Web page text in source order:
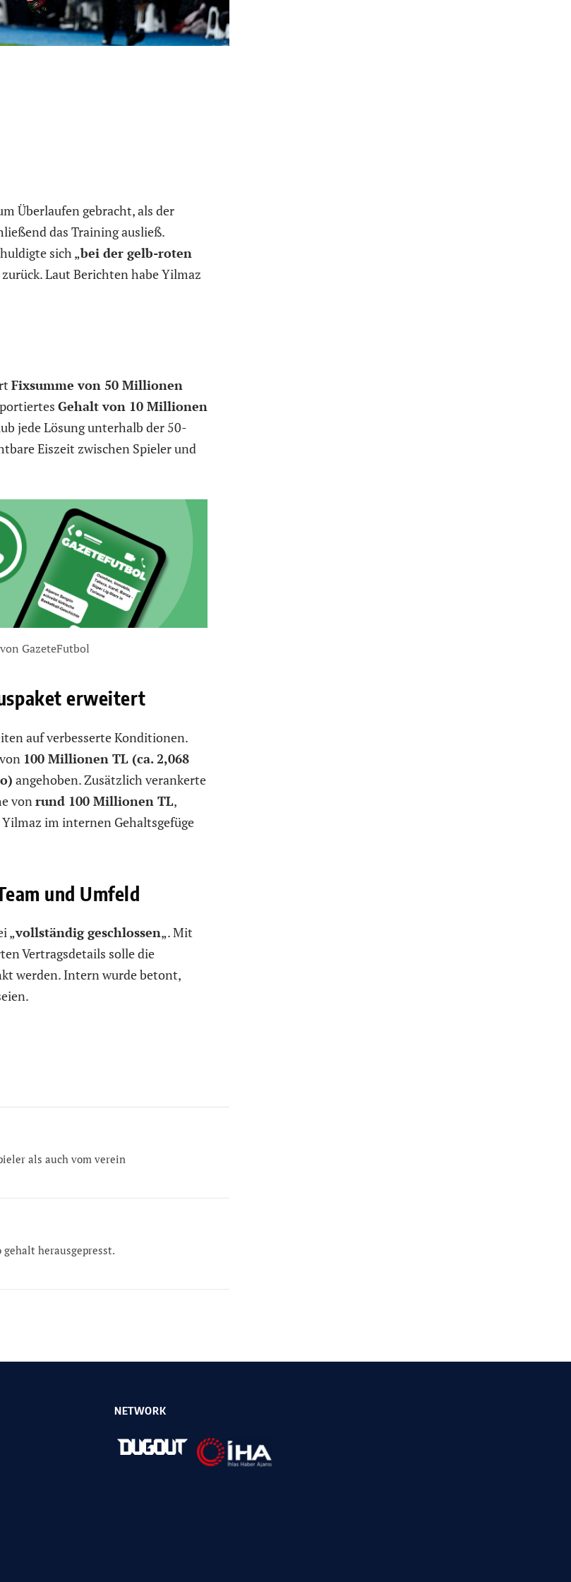
Überlaufen gebracht, als der
das Training ausließ.
sich „bei der gelb-roten
Laut Berichten habe Yilmaz
Fixsumme von 50 Millionen
Gehalt von 10 Millionen
jede Lösung unterhalb der 50-
Eiszeit zwischen Spieler und
GazeteFutbol
erweitert
auf verbesserte Konditionen.
100 Millionen TL (ca. 2,068
angehoben. Zusätzlich verankerte
von rund 100 Millionen TL,
im internen Gehaltsgefüge
und Umfeld
„vollständig geschlossen„. Mit
Vertragsdetails solle die
werden. Intern wurde betont,
als auch vom verein
herausgepresst.
NETWORK